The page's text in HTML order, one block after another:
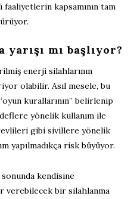
kapsamının tam
mı başlıyor?
enerji silahlarının
olabilir. Asıl mesele, bu
kurallarının” belirlenip
yönelik kullanım ile
gibi sivillere yönelik
yapılmadıkça risk büyüyor.
kendisine
verebilecek bir silahlanma